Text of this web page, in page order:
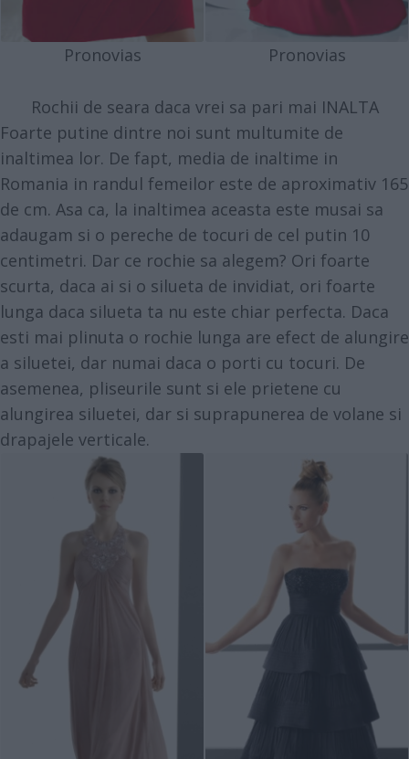
Pronovias Pronovias
Rochii de seara daca vrei sa pari mai INALTA
Foarte putine dintre noi sunt multumite de
inaltimea lor. De fapt, media de inaltime in
Romania in randul femeilor este de aproximativ 165
de cm. Asa ca, la inaltimea aceasta este musai sa
adaugam si o pereche de tocuri de cel putin 10
centimetri. Dar ce rochie sa alegem? Ori foarte
scurta, daca ai si o silueta de invidiat, ori foarte
lunga daca silueta ta nu este chiar perfecta. Daca
esti mai plinuta o rochie lunga are efect de alungire
a siluetei, dar numai daca o porti cu tocuri. De
asemenea, pliseurile sunt si ele prietene cu
alungirea siluetei, dar si suprapunerea de volane si
drapajele verticale.